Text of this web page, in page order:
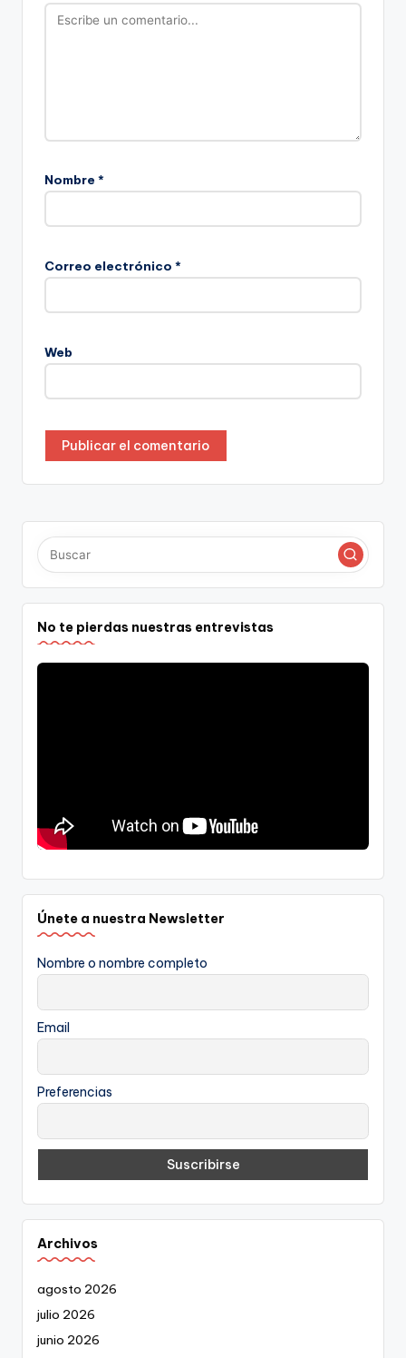
Nombre *
Correo electrónico *
Web
No te pierdas nuestras entrevistas
Únete a nuestra Newsletter
Nombre o nombre completo
Email
Preferencias
Archivos
agosto 2026
julio 2026
junio 2026